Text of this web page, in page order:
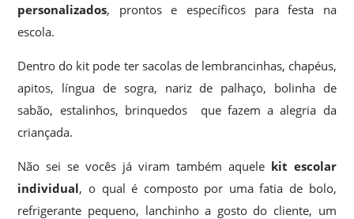
personalizados, prontos e específicos para festa na
escola.
Dentro do kit pode ter sacolas de lembrancinhas, chapéus,
apitos, língua de sogra, nariz de palhaço, bolinha de
sabão, estalinhos, brinquedos que fazem a alegria da
criançada.
Não sei se vocês já viram também aquele kit escolar
individual, o qual é composto por uma fatia de bolo,
refrigerante pequeno, lanchinho a gosto do cliente, um